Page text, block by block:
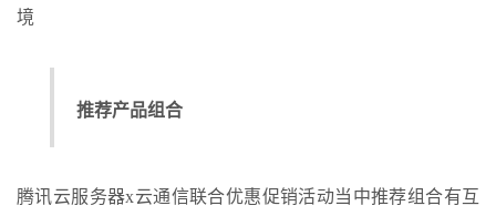
推荐产品组合
腾讯云服务器x云通信联合优惠促销活动当中推荐组合有互